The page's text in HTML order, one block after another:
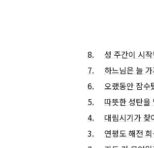
8. 성 주간이 시
7. 하느님은 늘
6. 오랬동안 잠수
5. 따뜻한 성탄을
4. 대림시기가 찾
3. 연평도 해전